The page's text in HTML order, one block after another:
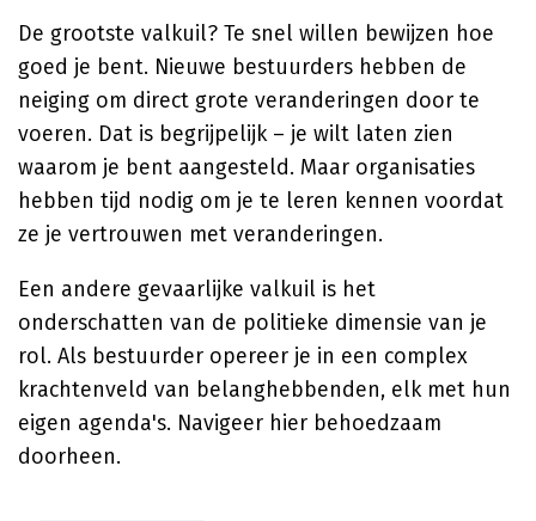
De grootste valkuil? Te snel willen bewijzen hoe
goed je bent. Nieuwe bestuurders hebben de
neiging om direct grote veranderingen door te
voeren. Dat is begrijpelijk – je wilt laten zien
waarom je bent aangesteld. Maar organisaties
hebben tijd nodig om je te leren kennen voordat
ze je vertrouwen met veranderingen.
Een andere gevaarlijke valkuil is het
onderschatten van de politieke dimensie van je
rol. Als bestuurder opereer je in een complex
krachtenveld van belanghebbenden, elk met hun
eigen agenda's. Navigeer hier behoedzaam
doorheen.